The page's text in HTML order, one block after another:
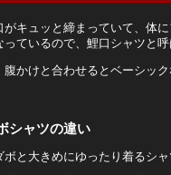
キュッと締まっていて、体
ているので、鯉口シャツと呼
かけと合わせるとベーシック
シャツの違い
と大きめにゆったり着るシ